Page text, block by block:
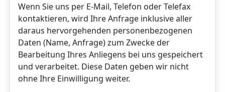
Wenn Sie uns per E-Mail, Telefon oder Telefax
kontaktieren, wird Ihre Anfrage inklusive aller
daraus hervorgehenden personenbezogenen
Daten (Name, Anfrage) zum Zwecke der
Bearbeitung Ihres Anliegens bei uns gespeichert
und verarbeitet. Diese Daten geben wir nicht
ohne Ihre Einwilligung weiter.